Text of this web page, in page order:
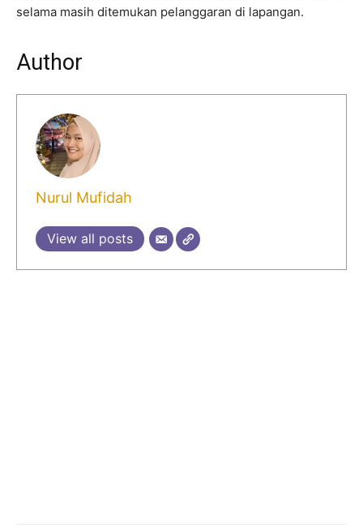
selama masih ditemukan pelanggaran di lapangan.
Author
Nurul Mufidah
View all posts